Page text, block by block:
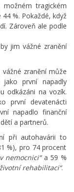
tragickém
44 %. Pokaždé, když
Zároveň ale podle
jim vážné zranění
zranění může
první napadly
odkázáni na vozík.
první devatenácti
napadlo finanční
a partnerů.
při autohavárii to
%), pro 74 procent
nemocnici“a 59 %
rehabilitaci“.